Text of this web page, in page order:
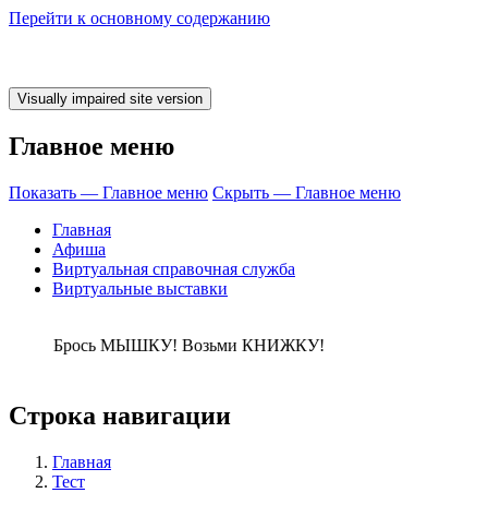
Перейти к основному содержанию
Главное меню
Показать — Главное меню Скрыть — Главное меню
Главная
Афиша
Виртуальная справочная служба
Виртуальные выставки
МЫШКУ!
Строка навигации
Главная
Тест